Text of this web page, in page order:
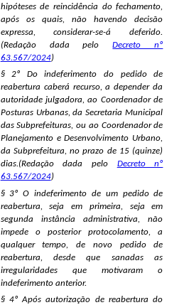
hipóteses de reincidência do fechamento,
após os quais, não havendo decisão
expressa, considerar-se-á deferido.
(Redação dada peloDecreto nº
63.567/2024)
§ 2º Do indeferimento do pedido de
reabertura caberá recurso, a depender da
autoridade julgadora, ao Coordenador de
Posturas Urbanas, da Secretaria Municipal
das Subprefeituras, ou ao Coordenador de
Planejamento e Desenvolvimento Urbano,
da Subprefeitura, no prazo de 15 (quinze)
dias.(Redação dada pelo Decreto nº
63.567/2024)
§ 3º O indeferimento de um pedido de
reabertura, seja em primeira, seja em
segunda instância administrativa, não
impede o posterior protocolamento, a
qualquer tempo, de novo pedido de
reabertura, desde que sanadas as
irregularidades que motivaram o
indeferimento anterior.
§ 4º Após autorização de reabertura do